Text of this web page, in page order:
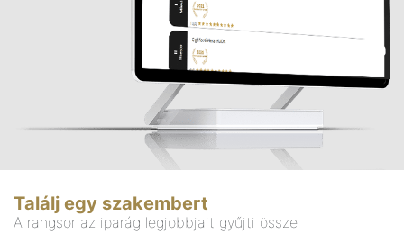
Találj egy szakembert
A rangsor az iparág legjobbjait gyűjti össze